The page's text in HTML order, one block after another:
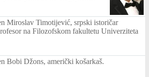
Miroslav Timotijević, srpski istoričar
na Filozofskom fakultetu Univerziteta
Bobi Džons, američki košarkaš.